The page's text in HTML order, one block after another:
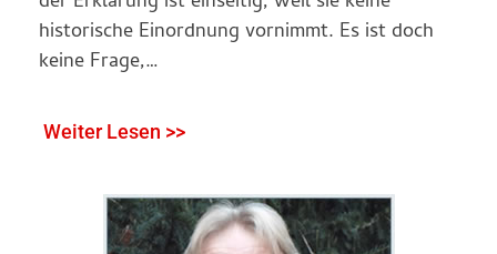
historische Einordnung vornimmt. Es ist doch
keine Frage,…
Weiter Lesen >>